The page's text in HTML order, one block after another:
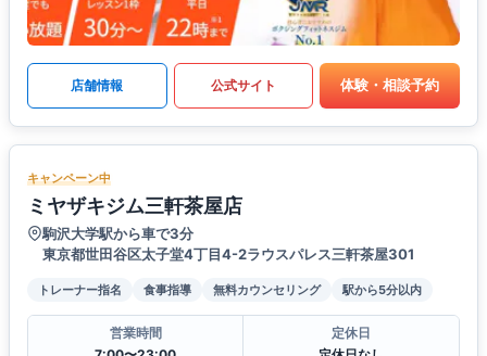
店舗情報 公式サイト 体験・相談予約
キャンペーン中
ミヤザキジム三軒茶屋店
駒沢大学駅から車で3分
東京都世田谷区太子堂4丁目4-2ラウスパレス三軒茶屋301
トレーナー指名 食事指導 無料カウンセリング 駅から5分以内
営業時間
定休日